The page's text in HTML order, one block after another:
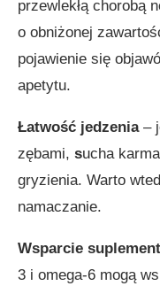
przewlekłą chorobą
o obniżonej
pojawienie się
apetytu.
Łatwość jedzenia–
zębami, sucha
gryzienia. Warto
namaczanie.
Wsparcie
3 i omega-6 mogą